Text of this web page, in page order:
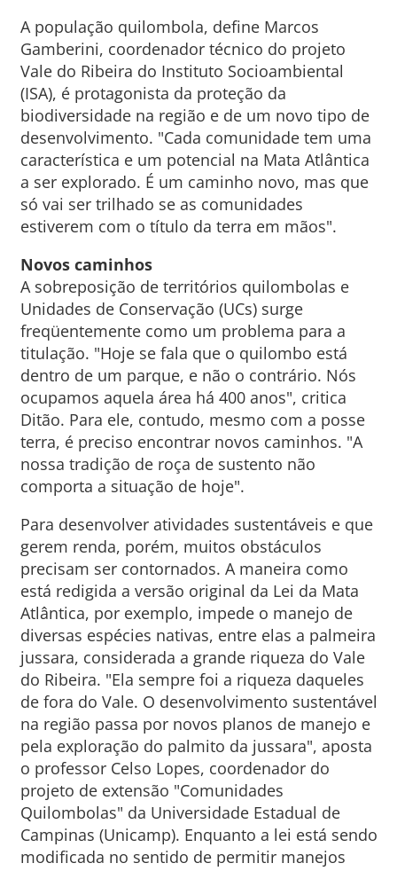
A população quilombola, define Marcos
Gamberini, coordenador técnico do projeto
Vale do Ribeira do Instituto Socioambiental
(ISA), é protagonista da proteção da
biodiversidade na região e de um novo tipo de
desenvolvimento. "Cada comunidade tem uma
característica e um potencial na Mata Atlântica
a ser explorado. É um caminho novo, mas que
só vai ser trilhado se as comunidades
estiverem com o título da terra em mãos".
Novos caminhos
A sobreposição de territórios quilombolas e
Unidades de Conservação (UCs) surge
freqüentemente como um problema para a
titulação. "Hoje se fala que o quilombo está
dentro de um parque, e não o contrário. Nós
ocupamos aquela área há 400 anos", critica
Ditão. Para ele, contudo, mesmo com a posse
terra, é preciso encontrar novos caminhos. "A
nossa tradição de roça de sustento não
comporta a situação de hoje".
Para desenvolver atividades sustentáveis e que
gerem renda, porém, muitos obstáculos
precisam ser contornados. A maneira como
está redigida a versão original da Lei da Mata
Atlântica, por exemplo, impede o manejo de
diversas espécies nativas, entre elas a palmeira
jussara, considerada a grande riqueza do Vale
do Ribeira. "Ela sempre foi a riqueza daqueles
de fora do Vale. O desenvolvimento sustentável
na região passa por novos planos de manejo e
pela exploração do palmito da jussara", aposta
o professor Celso Lopes, coordenador do
projeto de extensão "Comunidades
Quilombolas" da Universidade Estadual de
Campinas (Unicamp). Enquanto a lei está sendo
modificada no sentido de permitir manejos